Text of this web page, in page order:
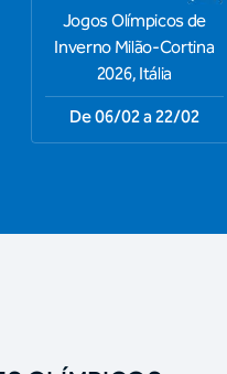
Jogos Olímpicos de
Inverno Milão-Cortina
2026, Itália
De 06/02 a 22/02